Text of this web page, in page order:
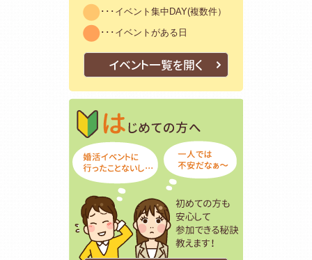
･･･イベント集中DAY(複数件）
･･･イベントがある日
イベント一覧を開く
はじめての方